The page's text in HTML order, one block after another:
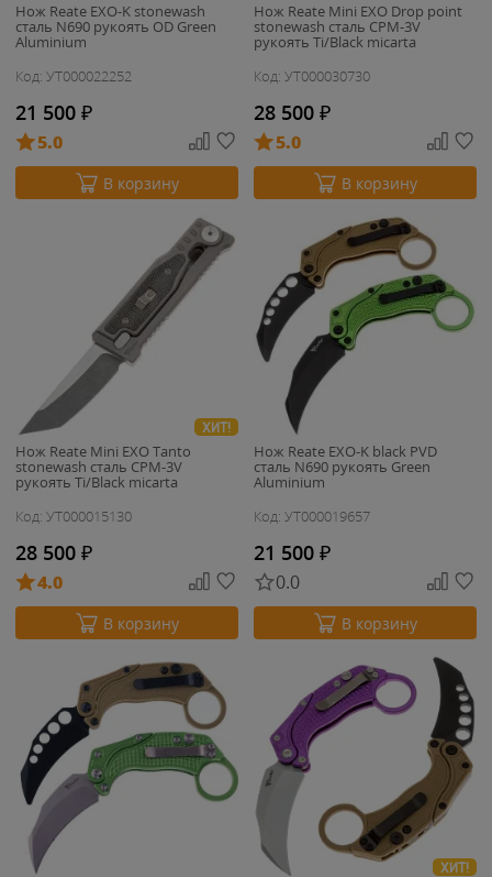
Нож Reate EXO-K stonewash
сталь N690 рукоять OD Green
Aluminium
Код: УТ000022252
21 500 ₽
5.0
В корзину
Нож Reate Mini EXO Drop point
stonewash сталь CPM-3V
рукоять Ti/Black micarta
Код: УТ000030730
28 500 ₽
5.0
В корзину
ХИТ!
Нож Reate Mini EXO Tanto
stonewash сталь CPM-3V
рукоять Ti/Black micarta
Код: УТ000015130
28 500 ₽
4.0
В корзину
Нож Reate EXO-K black PVD
сталь N690 рукоять Green
Aluminium
Код: УТ000019657
21 500 ₽
0.0
В корзину
ХИТ!